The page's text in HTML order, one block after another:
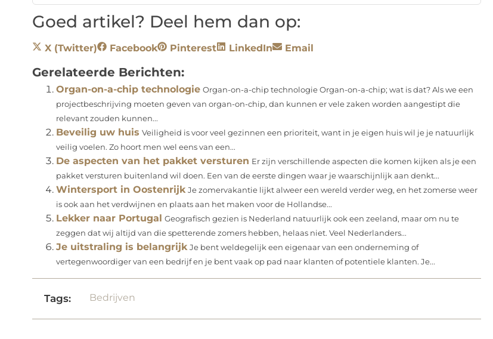
Goed artikel? Deel hem dan op:
X (Twitter) Facebook Pinterest LinkedIn Email
Gerelateerde Berichten:
Organ-on-a-chip technologie Organ-on-a-chip technologie Organ-on-a-chip; wat is dat? Als we een
projectbeschrijving moeten geven van organ-on-chip, dan kunnen er vele zaken worden aangestipt die
relevant zouden kunnen...
Beveilig uw huis Veiligheid is voor veel gezinnen een prioriteit, want in je eigen huis wil je je natuurlijk
veilig voelen. Zo hoort men wel eens van een...
De aspecten van het pakket versturen Er zijn verschillende aspecten die komen kijken als je een
pakket versturen buitenland wil doen. Een van de eerste dingen waar je waarschijnlijk aan denkt...
Wintersport in Oostenrijk Je zomervakantie lijkt alweer een wereld verder weg, en het zomerse weer
is ook aan het verdwijnen en plaats aan het maken voor de Hollandse...
Lekker naar Portugal
Geografisch gezien is Nederland natuurlijk ook een zeeland, maar om nu te
zeggen dat wij altijd van die spetterende zomers hebben, helaas niet. Veel Nederlanders...
Je uitstraling is belangrijk Je bent weldegelijk een eigenaar van een onderneming of
vertegenwoordiger van een bedrijf en je bent vaak op pad naar klanten of potentiele klanten. Je...
Tags: Bedrijven